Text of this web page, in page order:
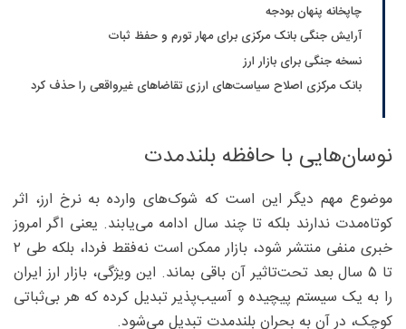
چاپخانه پنهان بودجه
آرایش جنگی بانک مرکزی برای مهار تورم و حفظ ثبات
نسخه جنگی برای بازار ارز
بانک مرکزی اصلاح سیاست‌های ارزی تقاضاهای غیرواقعی را حذف کرد
نوسان‌هایی با حافظه بلندمدت
موضوع مهم دیگر این است که شوک‌های وارده به نرخ ارز، اثر
کوتاه‌مدت ندارند بلکه تا چند سال ادامه می‌یابند. یعنی اگر امروز
خبری منفی منتشر شود، بازار ممکن است نه‌فقط فردا، بلکه طی ۲
تا ۵ سال بعد تحت‌تاثیر آن باقی بماند. این ویژگی، بازار ارز ایران
را به یک سیستم پیچیده و آسیب‌پذیر تبدیل کرده که هر بی‌ثباتی
کوچک، در آن به بحران بلندمدت تبدیل می‌شود.